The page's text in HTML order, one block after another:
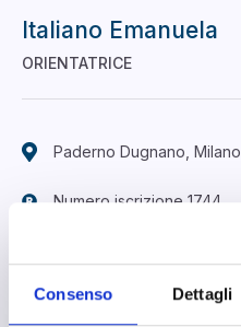
Consenso Dettagli
Italiano Emanuela
ORIENTATRICE
Paderno Dugnano, Milano
Numero iscrizione 1744